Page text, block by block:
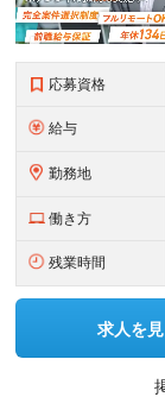
応募資格
給与
勤務地
働き方
残業時間
求人を